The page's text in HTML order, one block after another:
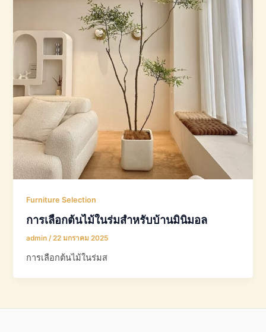
Furniture Selection
การเลือกต้นไม้ในร่มสำหรับบ้านมินิมอล
admin/22 มกราคม 2025
การเลือกต้นไม้ในร่มส